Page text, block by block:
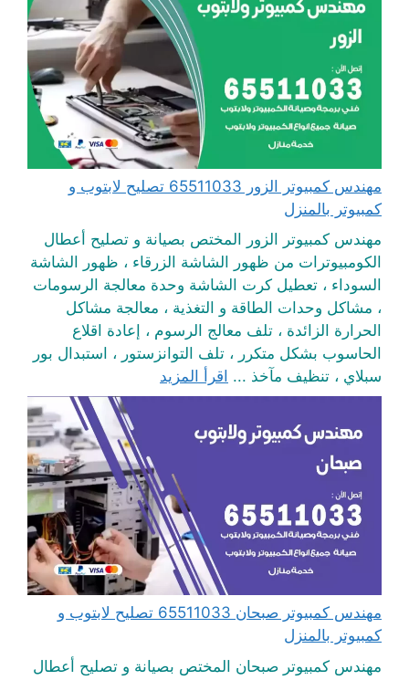
مهندس كمبيوتر الزور 65511033 تصليح لابتوب و
كمبيوتر بالمنزل
مهندس كمبيوتر الزور المختص بصيانة و تصليح أعطال
الكومبيوترات من ظهور الشاشة الزرقاء ، ظهور الشاشة
السوداء ، تعطيل كرت الشاشة وحدة معالجة الرسومات
، مشاكل وحدات الطاقة و التغذية ، معالجة مشاكل
الحرارة الزائدة ، تلف معالج الرسوم ، إعادة اقلاع
الحاسوب بشكل متكرر ، تلف التوانزستور ، استبدال بور
سبلاي ، تنظيف مآخذ ... اقرأ المزيد
مهندس كمبيوتر صبحان 65511033 تصليح لابتوب و
كمبيوتر بالمنزل
مهندس كمبيوتر صبحان المختص بصيانة و تصليح أعطال